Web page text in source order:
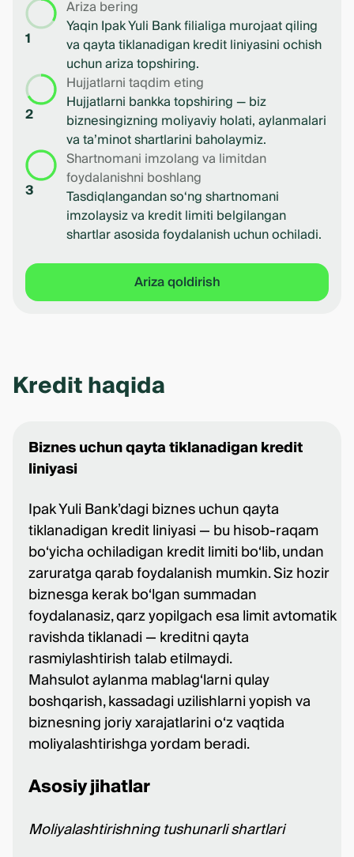
1
Ariza bering
Yaqin Ipak Yuli Bank filialiga murojaat qiling
va qayta tiklanadigan kredit liniyasini ochish
uchun ariza topshiring.
2
Hujjatlarni taqdim eting
Hujjatlarni bankka topshiring — biz
biznesingizning moliyaviy holati, aylanmalari
va ta’minot shartlarini baholaymiz.
3
Shartnomani imzolang va limitdan
foydalanishni boshlang
Tasdiqlangandan so‘ng shartnomani
imzolaysiz va kredit limiti belgilangan
shartlar asosida foydalanish uchun ochiladi.
Ariza qoldirish
Kredit haqida
Biznes uchun qayta tiklanadigan kredit
liniyasi
Ipak Yuli Bank’dagi biznes uchun qayta
tiklanadigan kredit liniyasi — bu hisob-raqam
bo‘yicha ochiladigan kredit limiti bo‘lib, undan
zaruratga qarab foydalanish mumkin. Siz hozir
biznesga kerak bo‘lgan summadan
foydalanasiz, qarz yopilgach esa limit avtomatik
ravishda tiklanadi — kreditni qayta
rasmiylashtirish talab etilmaydi.
Mahsulot aylanma mablag‘larni qulay
boshqarish, kassadagi uzilishlarni yopish va
biznesning joriy xarajatlarini o‘z vaqtida
moliyalashtirishga yordam beradi.
Asosiy jihatlar
Moliyalashtirishning tushunarli shartlari